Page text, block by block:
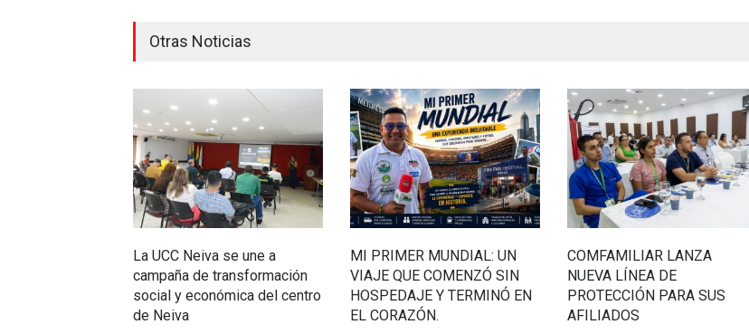
Otras Noticias
La UCC Neiva se une a
campaña de transformación
social y económica del centro
de Neiva
MI PRIMER MUNDIAL: UN
VIAJE QUE COMENZÓ SIN
HOSPEDAJE Y TERMINÓ EN
EL CORAZÓN.
COMFAMILIAR LANZA
NUEVA LÍNEA DE
PROTECCIÓN PARA SUS
AFILIADOS